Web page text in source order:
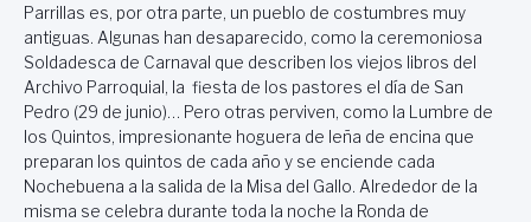
Parrillas es, por otra parte, un pueblo de costumbres muy
antiguas. Algunas han desaparecido, como la ceremoniosa
Soldadesca de Carnaval que describen los viejos libros del
Archivo Parroquial, la fiesta de los pastores el día de San
Pedro (29 de junio)… Pero otras perviven, como la Lumbre de
los Quintos, impresionante hoguera de leña de encina que
preparan los quintos de cada año y se enciende cada
Nochebuena a la salida de la Misa del Gallo. Alrededor de la
misma se celebra durante toda la noche la Ronda de